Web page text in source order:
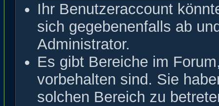
Ihr Benutzeraccount
sich gegebenenfalls ab
Administrator.
Es gibt Bereiche im
vorbehalten sind. Sie
solchen Bereich zu